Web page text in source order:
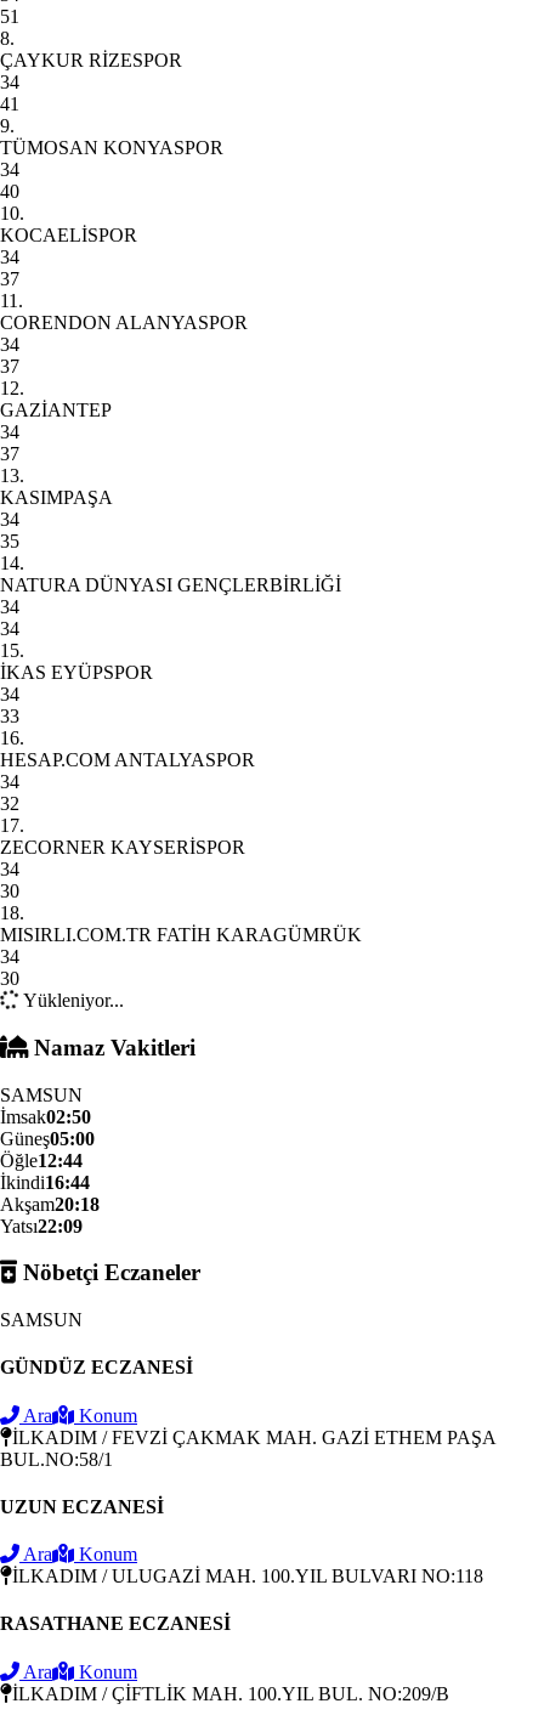
51
8.
ÇAYKUR RİZESPOR
34
41
9.
TÜMOSAN KONYASPOR
34
40
10.
KOCAELİSPOR
34
37
11.
CORENDON ALANYASPOR
34
37
12.
GAZİANTEP
34
37
13.
KASIMPAŞA
34
35
14.
NATURA DÜNYASI GENÇLERBİRLİĞİ
34
34
15.
İKAS EYÜPSPOR
34
33
16.
HESAP.COM ANTALYASPOR
34
32
17.
ZECORNER KAYSERİSPOR
34
30
18.
MISIRLI.COM.TR FATİH KARAGÜMRÜK
34
30
Yükleniyor...
Namaz Vakitleri
SAMSUN
İmsak02:50
Güneş05:00
Öğle12:44
İkindi16:44
Akşam20:18
Yatsı22:09
Nöbetçi Eczaneler
SAMSUN
GÜNDÜZ ECZANESİ
Ara
Konum
İLKADIM / FEVZİ ÇAKMAK MAH. GAZİ ETHEM PAŞA
BUL.NO:58/1
UZUN ECZANESİ
Ara
Konum
İLKADIM / ULUGAZİ MAH. 100.YIL BULVARI NO:118
RASATHANE ECZANESİ
Ara
Konum
İLKADIM / ÇİFTLİK MAH. 100.YIL BUL. NO:209/B